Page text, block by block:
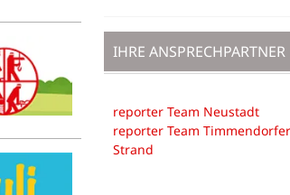
IHRE ANSPRECHPARTNER
reporter Team Neustadt
reporter Team Timmendorfer
Strand